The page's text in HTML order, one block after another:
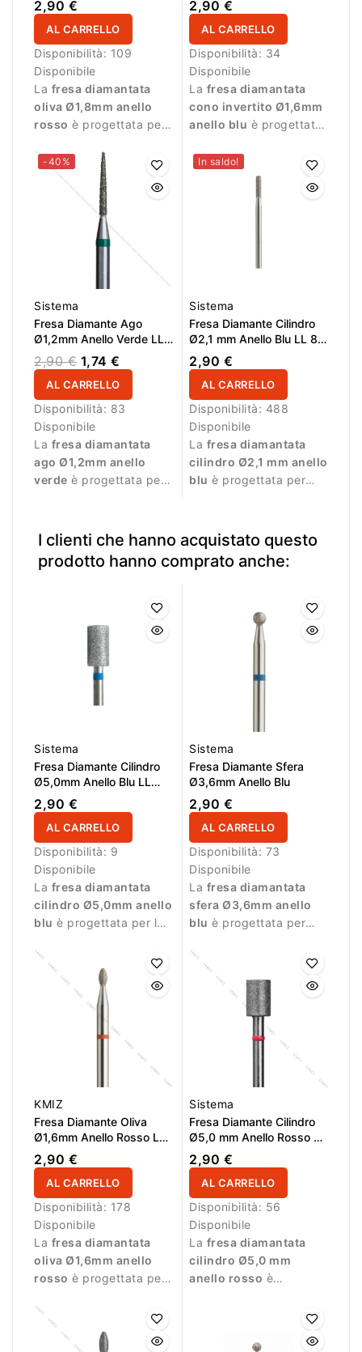
2,90 €
AL CARRELLO
Disponibilità: 109
Disponibile
La fresa diamantata
oliva Ø1,8mm anello
rosso è progettata per
durante la manicure.
2,90 €
AL CARRELLO
Disponibilità: 34
Disponibile
La fresa diamantata
cono invertito Ø1,6mm
anello blu è progettata
delle cuticole e per
lavori di manicure
professionale.
-40%
Sistema
Fresa Diamante Ago
Ø1,2mm Anello Verde LL
10,0mm
2,90 € 1,74 €
AL CARRELLO
Disponibilità: 83
Disponibile
La fresa diamantata
ago Ø1,2mm anello
verde è progettata per
In saldo!
Sistema
Fresa Diamante Cilindro
Ø2,1 mm Anello Blu LL 8,0
mm
2,90 €
AL CARRELLO
Disponibilità: 488
Disponibile
La fresa diamantata
cilindro Ø2,1 mm anello
blu è progettata per
I clienti che hanno acquistato questo
prodotto hanno comprato anche:
Sistema
Fresa Diamante Cilindro
Ø5,0mm Anello Blu LL
9,0mm
2,90 €
AL CARRELLO
Disponibilità: 9
Disponibile
La fresa diamantata
cilindro Ø5,0mm anello
blu è progettata per la
della superficie
dell’unghia durante la
manicure.
Sistema
Fresa Diamante Sfera
Ø3,6mm Anello Blu
2,90 €
AL CARRELLO
Disponibilità: 73
Disponibile
La fresa diamantata
sfera Ø3,6mm anello
blu è progettata per
durante la manicure.
KMIZ
Fresa Diamante Oliva
Ø1,6mm Anello Rosso LL
3,4mm
2,90 €
AL CARRELLO
Disponibilità: 178
Disponibile
La fresa diamantata
oliva Ø1,6mm anello
rosso è progettata per
durante la manicure.
Sistema
Fresa Diamante Cilindro
Ø5,0 mm Anello Rosso LL
6,0 mm
2,90 €
AL CARRELLO
Disponibilità: 56
Disponibile
La fresa diamantata
cilindro Ø5,0 mm
anello rosso è